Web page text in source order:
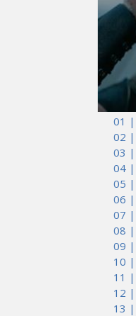
01 |
02 |
03 |
04 |
05 |
06 |
07 |
08 |
09 |
10 |
11 |
12 |
13 |